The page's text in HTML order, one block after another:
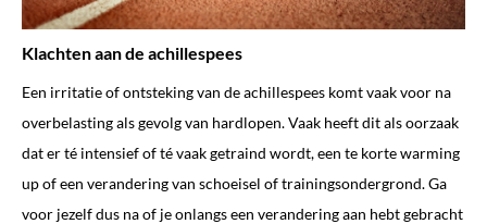
Klachten aan de achillespees
Een irritatie of ontsteking van de achillespees komt vaak voor na
overbelasting als gevolg van hardlopen. Vaak heeft dit als oorzaak
dat er té intensief of té vaak getraind wordt, een te korte warming
up of een verandering van schoeisel of trainingsondergrond. Ga
voor jezelf dus na of je onlangs een verandering aan hebt gebracht